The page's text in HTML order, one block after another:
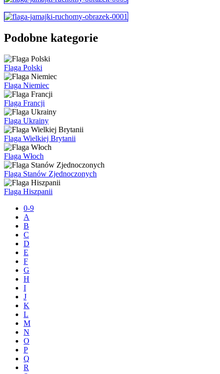
Podobne kategorie
Flaga Polski
Flaga Niemiec
Flaga Francji
Flaga Ukrainy
Flaga Wielkiej Brytanii
Flaga Włoch
Flaga Stanów Zjednoczonych
Flaga Hiszpanii
0-9
A
B
C
D
E
F
G
H
I
J
K
L
M
N
O
P
Q
R